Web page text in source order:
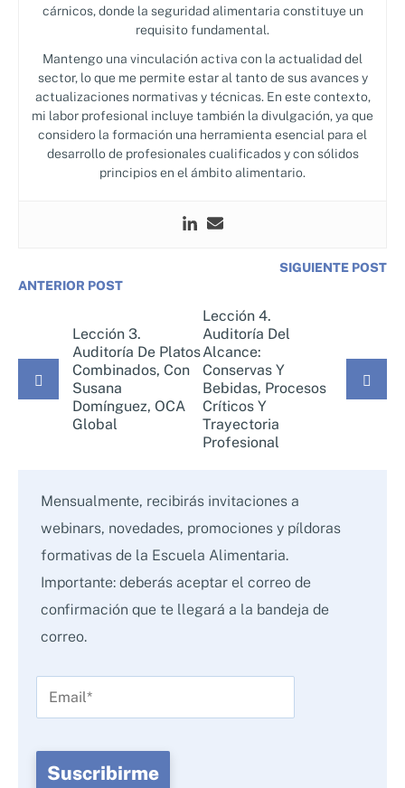
cárnicos, donde la seguridad alimentaria constituye un
requisito fundamental.
Mantengo una vinculación activa con la actualidad del
sector, lo que me permite estar al tanto de sus avances y
actualizaciones normativas y técnicas. En este contexto,
mi labor profesional incluye también la divulgación, ya que
considero la formación una herramienta esencial para el
desarrollo de profesionales cualificados y con sólidos
principios en el ámbito alimentario.
ANTERIOR POST
Lección 3.
Auditoría De Platos
Combinados, Con
Susana
Domínguez, OCA
Global
SIGUIENTE POST
Lección 4.
Auditoría Del
Alcance:
Conservas Y
Bebidas, Procesos
Críticos Y
Trayectoria
Profesional
Mensualmente, recibirás invitaciones a
webinars, novedades, promociones y píldoras
formativas de la Escuela Alimentaria.
Importante: deberás aceptar el correo de
confirmación que te llegará a la bandeja de
correo.